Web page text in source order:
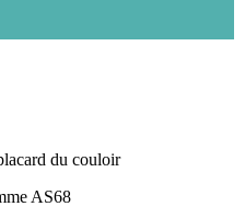
du couloir
AS68